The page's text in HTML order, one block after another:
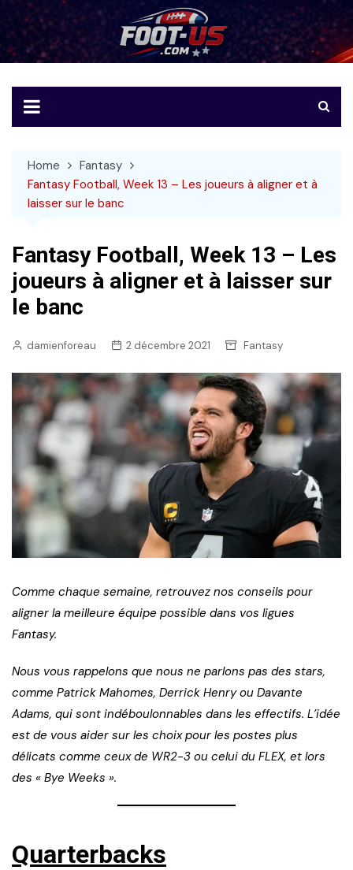
to
content
Foot-US
Le football américain en français
Home
Fantasy
Fantasy Football, Week 13 – Les joueurs à aligner et à
laisser sur le banc
Fantasy Football, Week 13 – Les
joueurs à aligner et à laisser sur
le banc
damienforeau 2 décembre 2021 Fantasy
Comme chaque semaine, retrouvez nos conseils pour
aligner la meilleure équipe possible dans vos ligues
Fantasy.
Nous vous rappelons que nous ne parlons pas des stars,
comme Patrick Mahomes, Derrick Henry ou Davante
Adams, qui sont indéboulonnables dans les effectifs. L’idée
est de vous aider sur les choix pour les postes plus
délicats comme ceux de WR2-3 ou celui du FLEX, et lors
des « Bye Weeks ».
Quarterbacks